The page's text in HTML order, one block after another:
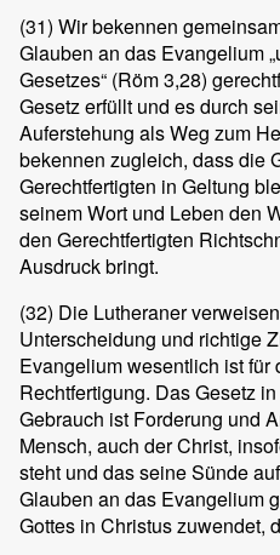
(31) Wir bekennen
Glauben an das Evangelium
Gesetzes“ (Röm 3,28)
Gesetz erfüllt und es durch
Auferstehung als Weg zum
bekennen zugleich, dass die
Gerechtfertigten in Geltung
seinem Wort und Leben den
den Gerechtfertigten
Ausdruck bringt.
(32) Die Lutheraner
Unterscheidung und richtige
Evangelium wesentlich ist für
Rechtfertigung. Das Gesetz
Gebrauch ist Forderung und
Mensch, auch der Christ,
steht und das seine Sünde
Glauben an das Evangelium
Gottes in Christus zuwendet,